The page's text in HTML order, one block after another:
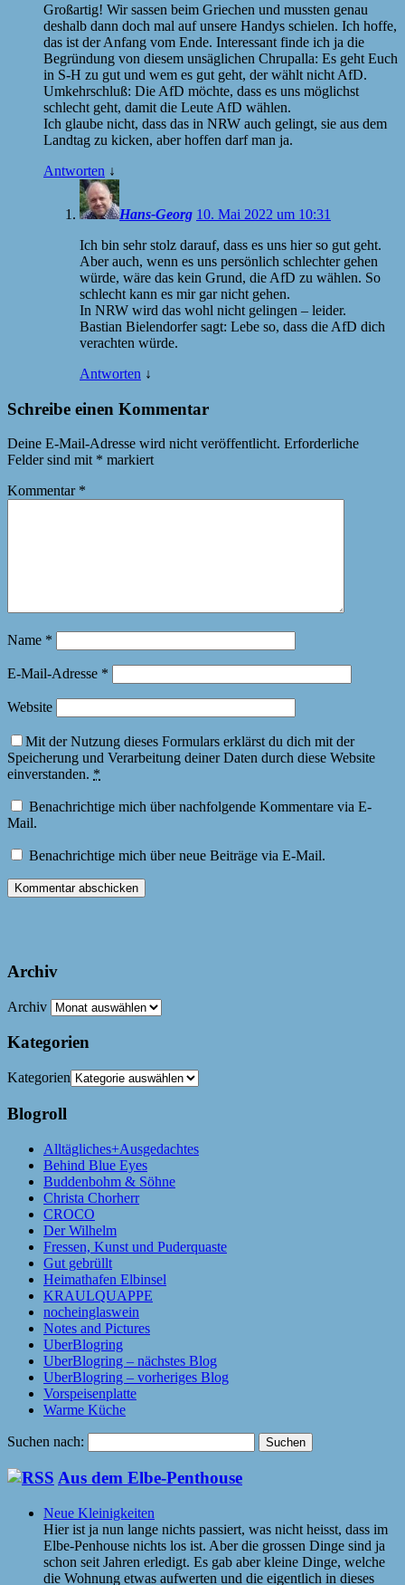
Großartig! Wir sassen beim Griechen und mussten genau
deshalb dann doch mal auf unsere Handys schielen. Ich hoffe,
das ist der Anfang vom Ende. Interessant finde ich ja die
Begründung von diesem unsäglichen Chrupalla: Es geht Euch
in S-H zu gut und wem es gut geht, der wählt nicht AfD.
Umkehrschluß: Die AfD möchte, dass es uns möglichst
schlecht geht, damit die Leute AfD wählen.
Ich glaube nicht, dass das in NRW auch gelingt, sie aus dem
Landtag zu kicken, aber hoffen darf man ja.
Antworten ↓
Hans-Georg 10. Mai 2022 um 10:31
Ich bin sehr stolz darauf, dass es uns hier so gut geht.
Aber auch, wenn es uns persönlich schlechter gehen
würde, wäre das kein Grund, die AfD zu wählen. So
schlecht kann es mir gar nicht gehen.
In NRW wird das wohl nicht gelingen – leider.
Bastian Bielendorfer sagt: Lebe so, dass die AfD dich
verachten würde.
Antworten ↓
Schreibe einen Kommentar
Deine E-Mail-Adresse wird nicht veröffentlicht. Erforderliche
Felder sind mit * markiert
Kommentar *
Name *
E-Mail-Adresse *
Website
Mit der Nutzung dieses Formulars erklärst du dich mit der
Speicherung und Verarbeitung deiner Daten durch diese Website
einverstanden. *
Benachrichtige mich über nachfolgende Kommentare via E-
Mail.
Benachrichtige mich über neue Beiträge via E-Mail.
Archiv
Archiv
Kategorien
Kategorien
Blogroll
Alltägliches+Ausgedachtes
Behind Blue Eyes
Buddenbohm & Söhne
Christa Chorherr
CROCO
Der Wilhelm
Fressen, Kunst und Puderquaste
Gut gebrüllt
Heimathafen Elbinsel
KRAULQUAPPE
nocheinglaswein
Notes and Pictures
UberBlogring
UberBlogring – nächstes Blog
UberBlogring – vorheriges Blog
Vorspeisenplatte
Warme Küche
Suchen nach:
Aus dem Elbe-Penthouse
Neue Kleinigkeiten
Hier ist ja nun lange nichts passiert, was nicht heisst, dass im
Elbe-Penhouse nichts los ist. Aber die grossen Dinge sind ja
schon seit Jahren erledigt. Es gab aber kleine Dinge, welche
die Wohnung etwas aufwerten und die eigentlich in dieses